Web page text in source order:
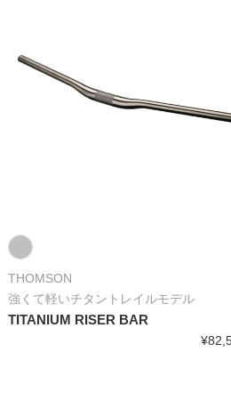
THOMSON
強くて軽いチタントレイルモデル
TITANIUM RISER BAR